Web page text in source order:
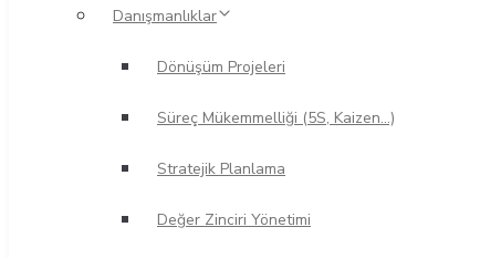
Danışmanlıklar
Dönüşüm Projeleri
Süreç Mükemmelliği (5S, Kaizen…)
Stratejik Planlama
Değer Zinciri Yönetimi